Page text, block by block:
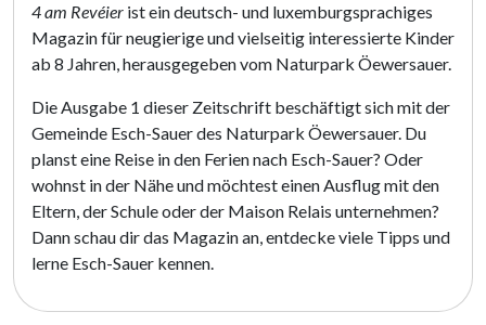
4 am Revéier ist ein deutsch- und luxemburgsprachiges
Magazin für neugierige und vielseitig interessierte Kinder
ab 8 Jahren, herausgegeben vom Naturpark Öewersauer.
Die Ausgabe 1 dieser Zeitschrift beschäftigt sich mit der
Gemeinde Esch-Sauer des Naturpark Öewersauer. Du
planst eine Reise in den Ferien nach Esch-Sauer? Oder
wohnst in der Nähe und möchtest einen Ausflug mit den
Eltern, der Schule oder der Maison Relais unternehmen?
Dann schau dir das Magazin an, entdecke viele Tipps und
lerne Esch-Sauer kennen.